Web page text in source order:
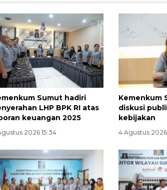
Sumut hadiri
LHP BPK RI atas
keuangan 2025
2026 15:34
Kemenkum
diskusi
kebijakan
4 Agustus 2026